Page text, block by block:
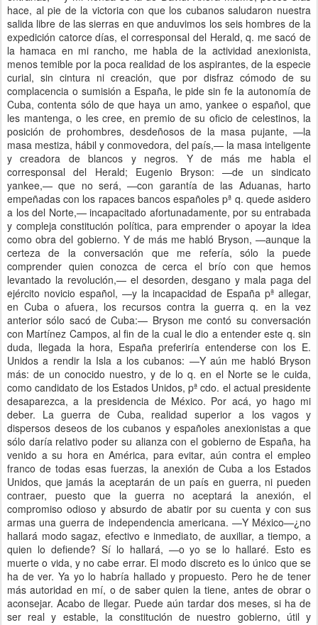
hace, al pie de la victoria con que los cubanos saludaron nuestra
salida libre de las sierras en que anduvimos los seis hombres de la
expedición catorce días, el corresponsal del Herald, q. me sacó de
la hamaca en mi rancho, me habla de la actividad anexionista,
menos temible por la poca realidad de los aspirantes, de la especie
curial, sin cintura ni creación, que por disfraz cómodo de su
complacencia o sumisión a España, le pide sin fe la autonomía de
Cuba, contenta sólo de que haya un amo, yankee o español, que
les mantenga, o les cree, en premio de su oficio de celestinos, la
posición de prohombres, desdeñosos de la masa pujante, —la
masa mestiza, hábil y conmovedora, del país,— la masa inteligente
y creadora de blancos y negros. Y de más me habla el
corresponsal del Herald; Eugenio Bryson: —de un sindicato
yankee,— que no será, —con garantía de las Aduanas, harto
empeñadas con los rapaces bancos españoles pª q. quede asidero
a los del Norte,— incapacitado afortunadamente, por su entrabada
y compleja constitución política, para emprender o apoyar la idea
como obra del gobierno. Y de más me habló Bryson, —aunque la
certeza de la conversación que me refería, sólo la puede
comprender quien conozca de cerca el brío con que hemos
levantado la revolución,— el desorden, desgano y mala paga del
ejército novicio español, —y la incapacidad de España pª allegar,
en Cuba o afuera, los recursos contra la guerra q. en la vez
anterior sólo sacó de Cuba:— Bryson me contó su conversación
con Martínez Campos, al fin de la cual le dio a entender este q. sin
duda, llegada la hora, España preferiría entenderse con los E.
Unidos a rendir la Isla a los cubanos: —Y aún me habló Bryson
más: de un conocido nuestro, y de lo q. en el Norte se le cuida,
como candidato de los Estados Unidos, pª cdo. el actual presidente
desaparezca, a la presidencia de México. Por acá, yo hago mi
deber. La guerra de Cuba, realidad superior a los vagos y
dispersos deseos de los cubanos y españoles anexionistas a que
sólo daría relativo poder su alianza con el gobierno de España, ha
venido a su hora en América, para evitar, aún contra el empleo
franco de todas esas fuerzas, la anexión de Cuba a los Estados
Unidos, que jamás la aceptarán de un país en guerra, ni pueden
contraer, puesto que la guerra no aceptará la anexión, el
compromiso odioso y absurdo de abatir por su cuenta y con sus
armas una guerra de independencia americana. —Y México—¿no
hallará modo sagaz, efectivo e inmediato, de auxiliar, a tiempo, a
quien lo defiende? Sí lo hallará, —o yo se lo hallaré. Esto es
muerte o vida, y no cabe errar. El modo discreto es lo único que se
ha de ver. Ya yo lo habría hallado y propuesto. Pero he de tener
más autoridad en mí, o de saber quien la tiene, antes de obrar o
aconsejar. Acabo de llegar. Puede aún tardar dos meses, si ha de
ser real y estable, la constitución de nuestro gobierno, útil y